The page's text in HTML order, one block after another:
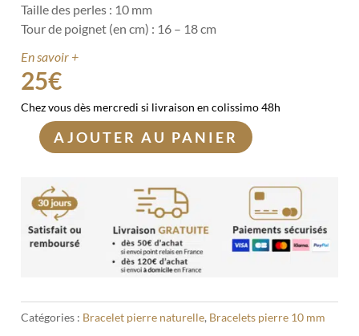
Taille des perles : 10 mm
Tour de poignet (en cm) : 16 – 18 cm
En savoir +
25€
Chez vous dès mercredi si livraison en colissimo 48h
quantité
Bracelet
Jaspe
Kambaba
10mm
AJOUTER AU PANIER
Catégories : Bracelet pierre naturelle, Bracelets pierre 10 mm